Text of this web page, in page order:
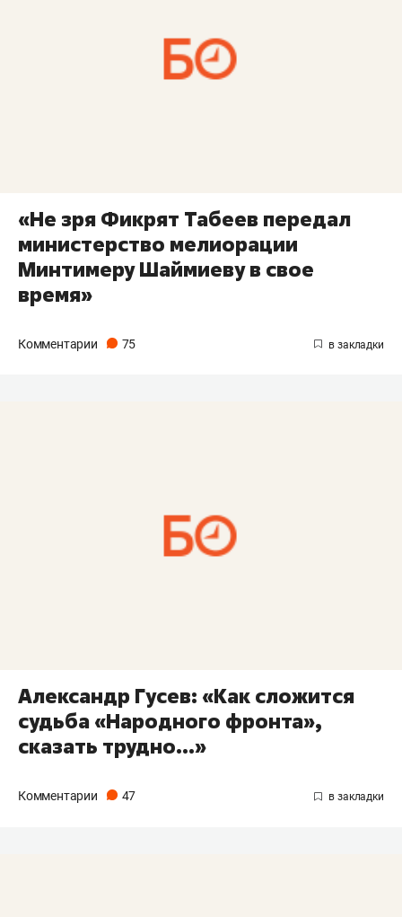
«Не зря Фикрят Табеев передал
министерство мелиорации
Минтимеру Шаймиеву в свое
время»
Комментарии 75
Александр Гусев: «Как сложится
судьба «Народного фронта»,
сказать трудно…»
Комментарии 47